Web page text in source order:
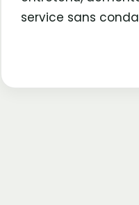
service sans